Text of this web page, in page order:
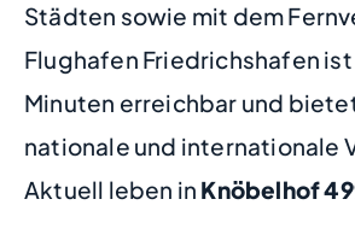
Städten sowie mit dem
Flughafen Friedrichshafen
Minuten erreichbar und
nationale und internationale
Aktuell leben in Knöbelhof